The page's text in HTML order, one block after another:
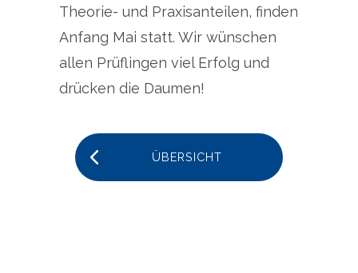
Theorie- und Praxisanteilen, finden
Anfang Mai statt. Wir wünschen
allen Prüflingen viel Erfolg und
drücken die Daumen!
ÜBERSICHT